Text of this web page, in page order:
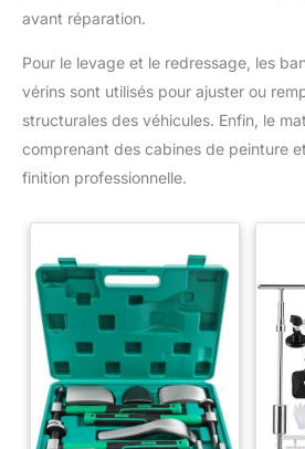
avant réparation.
Pour le levage et le redressage, les
vérins sont utilisés pour ajuster ou
structurales des véhicules. Enfin, le
comprenant des cabines de peinture
finition professionnelle.